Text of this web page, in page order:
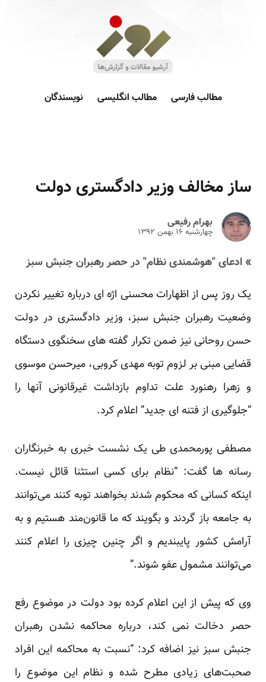
مطالب فارسی مطالب انگلیسی نویسندگان
ساز مخالف وزیر دادگستری دولت
بهرام رفیعی
چهارشنبه ۱۶ بهمن ۱۳۹۲
» ادعای "هوشمندی نظام" در حصر رهبران جنبش سبز
یک روز پس از اظهارات محسنی اژه ای درباره تغییر نکردن
وضعیت رهبران جنبش سبز، وزیر دادگستری در دولت
حسن روحانی نیز ضمن تکرار گفته های سخنگوی دستگاه
قضایی مبنی بر لزوم توبه مهدی کروبی، میرحسن موسوی
و زهرا رهنورد علت تداوم بازداشت غیرقانونی آنها را
“جلوگیری از فتنه ای جدید” اعلام کرد.
مصطفی پورمحمدی طی یک نشست خبری به خبرنگاران
رسانه ها گفت: “نظام برای کسی استثنا قائل نیست.
اینکه کسانی که محکوم شدند بخواهند توبه کنند می‌توانند
به جامعه باز گردند و بگویند که ما قانون‌مند هستیم و به
آرامش کشور پایبندیم و اگر چنین چیزی را اعلام کنند
می‌توانند مشمول عفو شوند.”
وی که پیش از این اعلام کرده بود دولت در موضوع رفع
حصر دخالت نمی کند، درباره محاکمه نشدن رهبران
جنبش سبز نیز اضافه کرد: “نسبت به محاکمه این افراد
صحبت‌های زیادی مطرح شده و نظام این موضوع را